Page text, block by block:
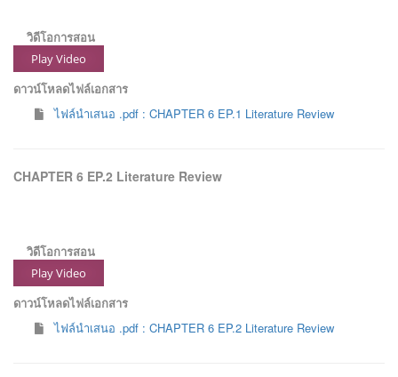
วิดีโอการสอน
Play Video
ดาวน์โหลดไฟล์เอกสาร
ไฟล์นำเสนอ .pdf : CHAPTER 6 EP.1 Literature Review
CHAPTER 6 EP.2 Literature Review
วิดีโอการสอน
Play Video
ดาวน์โหลดไฟล์เอกสาร
ไฟล์นำเสนอ .pdf : CHAPTER 6 EP.2 Literature Review